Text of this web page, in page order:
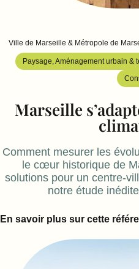
Ville de Marseille & Métropole de
Paysage, Aménagement urbain &
Marseille
Comment mesurer les
le cœur historique de
solutions pour un centre-
notre étude
En savoir plus sur cette